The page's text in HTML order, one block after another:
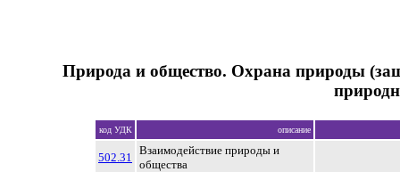
Природа и общество. Охрана природы
код УДК описание
502.31
Взаимодействие природы и
общества